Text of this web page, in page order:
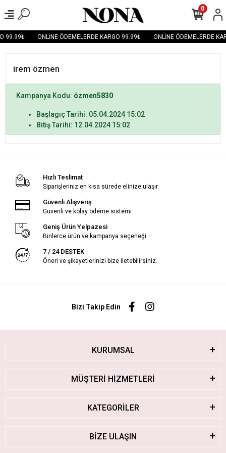
99.99₺ ONLİNE ÖDEMELERDE KARGO 99.99₺ ONLİNE ÖDEMELERDE
0
irem özmen
Kampanya Kodu: özmen5830
Başlagıç Tarihi: 05.04.2024 15:02
Bitiş Tarihi: 12.04.2024 15:02
Hızlı Teslimat
Siparişleriniz en kısa sürede elinize ulaşır.
Güvenli Alışveriş
Güvenli ve kolay ödeme sistemi
Geniş Ürün Yelpazesi
Binlerce ürün ve kampanya seçeneği
7 / 24 DESTEK
Öneri ve şikayetlerinizi bize iletebilirsiniz.
Bizi Takip Edin
KURUMSAL
MÜŞTERİ HİZMETLERİ
KATEGORİLER
BİZE ULAŞIN